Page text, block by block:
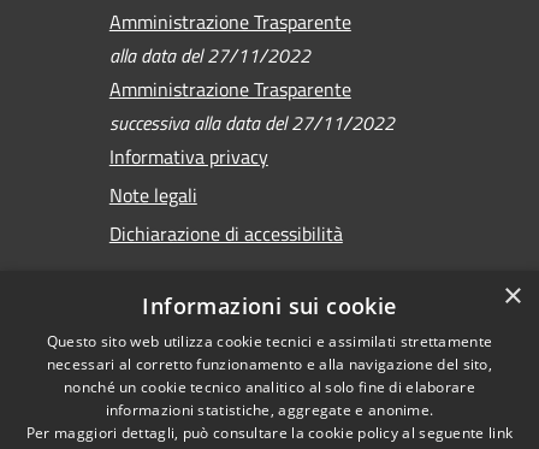
Amministrazione Trasparente
alla data del 27/11/2022
Amministrazione Trasparente
successiva alla data del 27/11/2022
Informativa privacy
Note legali
Dichiarazione di accessibilità
RSS
Accessibilità
Privacy
Cookie
Copyright © 2026 •
Comune di Sirmione •
Powered by
Municipium•
×
Informazioni sui cookie
Questo sito web utilizza cookie tecnici e assimilati strettamente
necessari al corretto funzionamento e alla navigazione del sito,
nonché un cookie tecnico analitico al solo fine di elaborare
informazioni statistiche, aggregate e anonime.
Per maggiori dettagli, può consultare la cookie policy al seguente link